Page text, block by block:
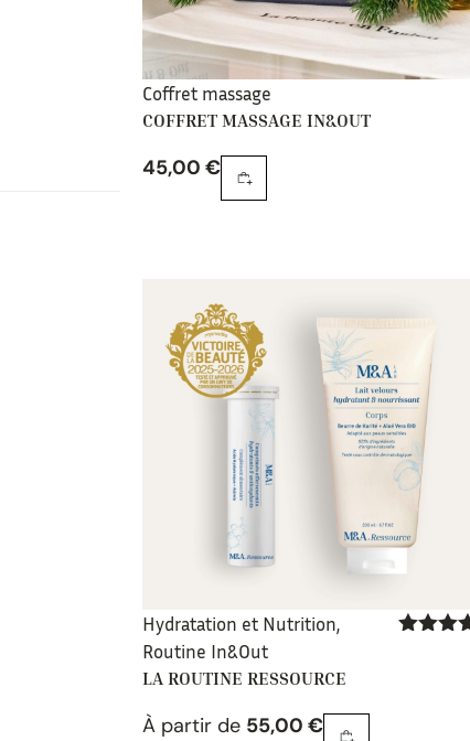
Coffret massage
COFFRET MASSAGE IN&OUT
45,00€
Hydratation et Nutrition,
Routine In&Out
LA ROUTINE RESSOURCE
À partir de 55,00€